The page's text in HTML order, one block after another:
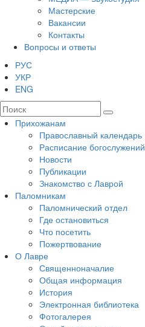
Мастерские
Вакансии
Контакты
Вопросы и ответы
РУС
УКР
ENG
Прихожанам
Православный календарь
Расписание богослужений
Новости
Публикации
Знакомство с Лаврой
Паломникам
Паломнический отдел
Где остановиться
Что посетить
Пожертвование
О Лавре
Священноначалие
Общая информация
История
Электронная библиотека
Фотогалерея